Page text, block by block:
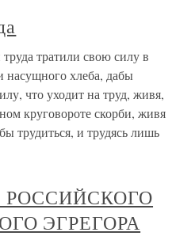
тратили свою силу в
насущного хлеба, дабы
что уходит на труд, живя,
круговороте скорби, живя
трудиться, и трудясь лишь
РОССИЙСКОГО
ЭГРЕГОРА